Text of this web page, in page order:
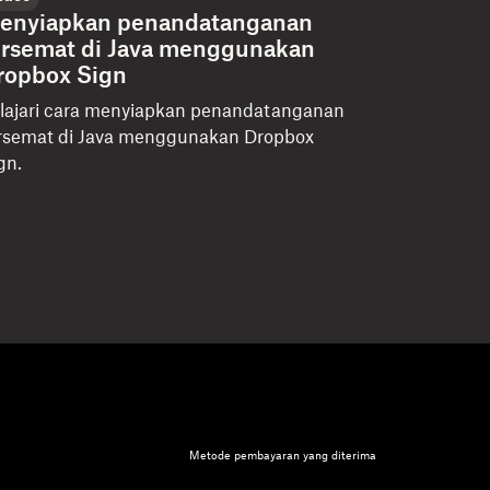
penandatanganan
di Java menggunakan
Sign
cara menyiapkan penandatanganan
di Java menggunakan Dropbox
Metode pembayaran yang diterima